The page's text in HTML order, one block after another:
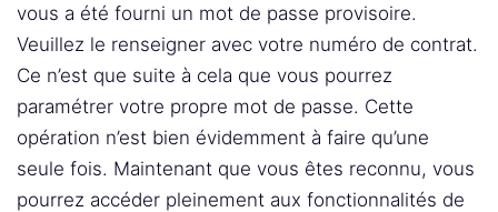
vous a été fourni un mot de passe provisoire.
Veuillez le renseigner avec votre numéro de contrat.
Ce n’est que suite à cela que vous pourrez
paramétrer votre propre mot de passe. Cette
opération n’est bien évidemment à faire qu’une
seule fois. Maintenant que vous êtes reconnu, vous
pourrez accéder pleinement aux fonctionnalités de